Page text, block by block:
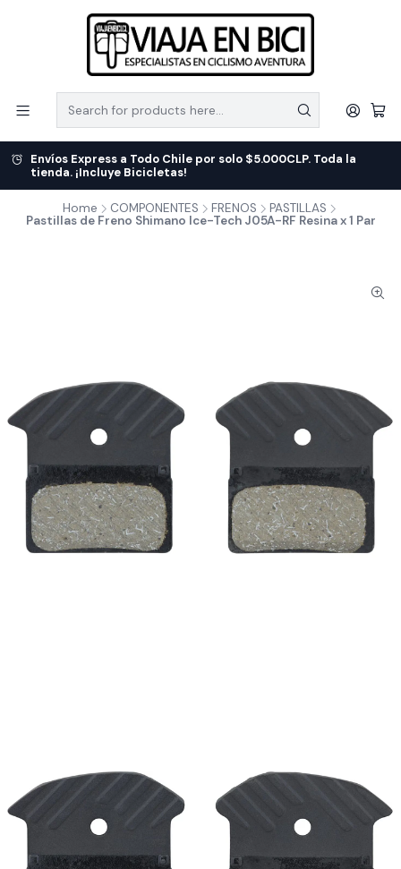
Envíos Express a Todo Chile por solo $5.000CLP. Toda la
tienda. ¡Incluye Bicicletas!
Home COMPONENTES FRENOS
PASTILLAS
Pastillas de Freno Shimano Ice-Tech J05A-RF Resina x 1 Par